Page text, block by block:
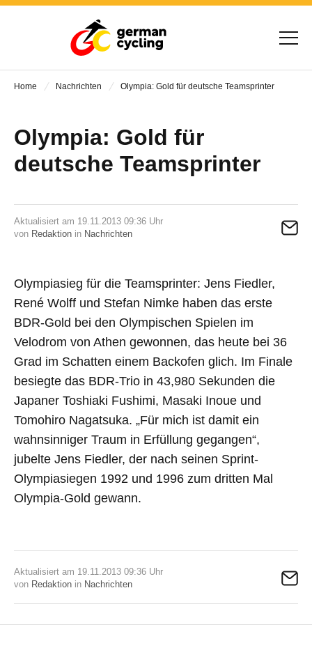
Home Nachrichten Olympia: Gold für deutsche Teamsprinter
Olympia: Gold für
deutsche Teamsprinter
Aktualisiert am 19.11.2013 09:36 Uhr
von Redaktion in Nachrichten
Olympiasieg für die Teamsprinter: Jens Fiedler,
René Wolff und Stefan Nimke haben das erste
BDR-Gold bei den Olympischen Spielen im
Velodrom von Athen gewonnen, das heute bei 36
Grad im Schatten einem Backofen glich. Im Finale
besiegte das BDR-Trio in 43,980 Sekunden die
Japaner Toshiaki Fushimi, Masaki Inoue und
Tomohiro Nagatsuka. „Für mich ist damit ein
wahnsinniger Traum in Erfüllung gegangen“,
jubelte Jens Fiedler, der nach seinen Sprint-
Olympiasiegen 1992 und 1996 zum dritten Mal
Olympia-Gold gewann.
Aktualisiert am 19.11.2013 09:36 Uhr
von Redaktion in Nachrichten